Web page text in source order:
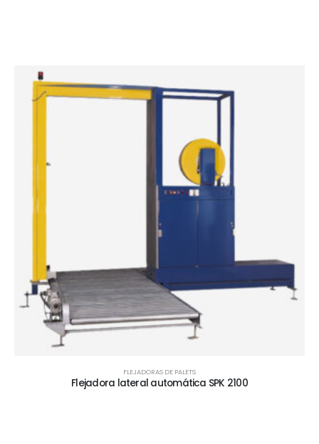
FLEJADORAS DE PALETS
Flejadora lateral automática SPK 2100